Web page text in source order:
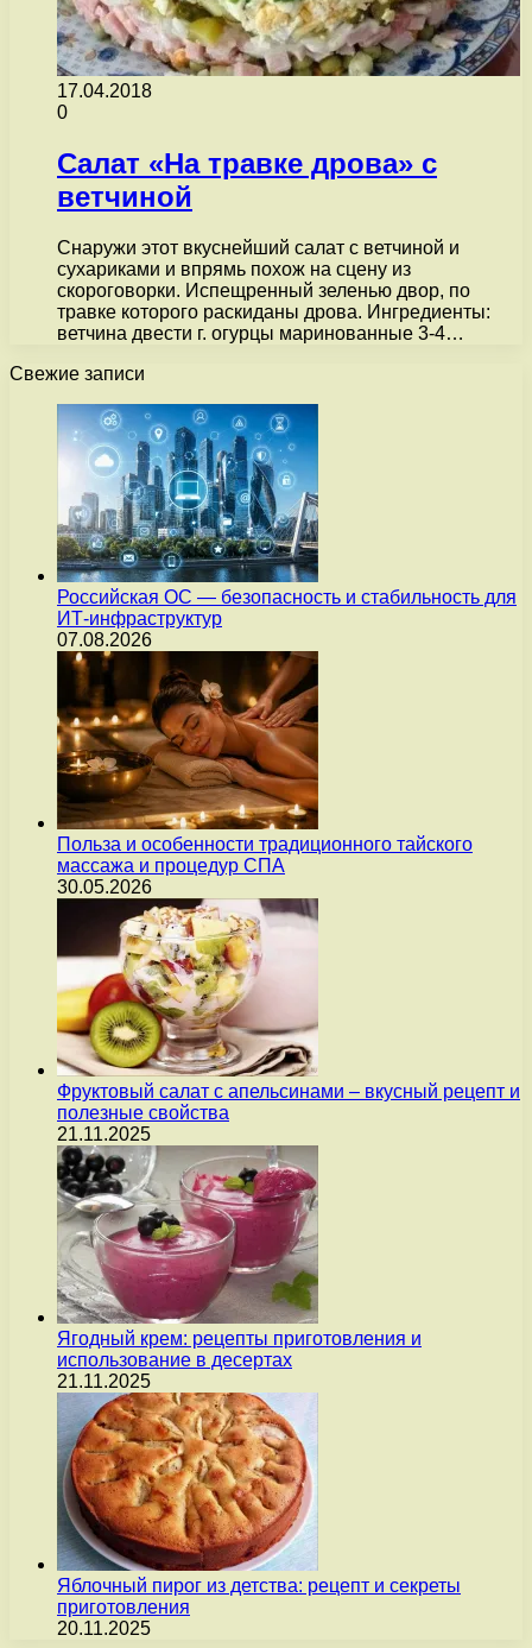
17.04.2018
0
Салат «На травке дрова» с
ветчиной
Снаружи этот вкуснейший салат с ветчиной и
сухариками и впрямь похож на сцену из
скороговорки. Испещренный зеленью двор, по
травке которого раскиданы дрова. Ингредиенты:
ветчина двести г. огурцы маринованные 3-4…
Свежие записи
Российская ОС — безопасность и стабильность для
ИТ-инфраструктур
07.08.2026
Польза и особенности традиционного тайского
массажа и процедур СПА
30.05.2026
Фруктовый салат с апельсинами – вкусный рецепт и
полезные свойства
21.11.2025
Ягодный крем: рецепты приготовления и
использование в десертах
21.11.2025
Яблочный пирог из детства: рецепт и секреты
приготовления
20.11.2025